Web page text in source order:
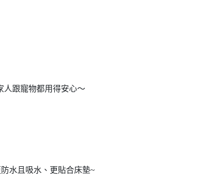
人跟寵物都用得安心～
水且吸水、更貼合床墊~